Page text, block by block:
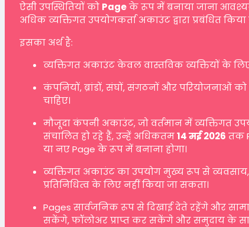
ऐसी उपस्थितियों को Pageके रूप में बनाया जाना
अधिक व्यक्तिगत उपयोगकर्ता अकाउंट द्वारा प्रबंधित
इसका अर्थ है:
व्यक्तिगत अकाउंट केवल वास्तविक व्यक्तियों के
कंपनियों, ब्रांडों, संघों, संगठनों और परियोजनाओं
चाहिए।
मौजूदा कंपनी अकाउंट, जो वर्तमान में व्यक्तिगत
संचालित हो रहे हैं, उन्हें अधिकतम14 मई 2026 तक
या नए Page के रूप में बनाना होगा।
व्यक्तिगत अकाउंट का उपयोग मुख्य रूप से
प्रतिनिधित्व के लिए नहीं किया जा सकता।
Pages सार्वजनिक रूप से दिखाई देते रहेंगे और
सकेंगे, फॉलोअर प्राप्त कर सकेंगे और समुदाय के